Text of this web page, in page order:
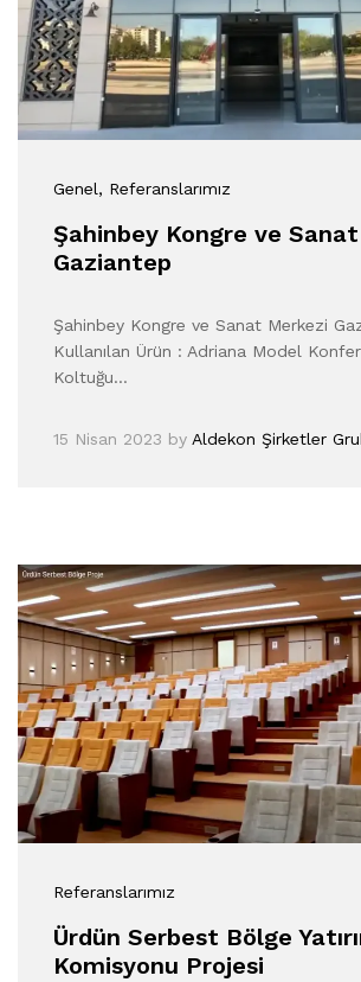
Genel, Referanslarımız
Şahinbey Kongre ve
Gaziantep
Şahinbey Kongre ve Sanat Merkezi
Kullanılan Ürün : Adriana Model
Koltuğu…
15 Nisan 2023 by Aldekon Şirketler
Referanslarımız
Ürdün Serbest Bölge
Komisyonu Projesi